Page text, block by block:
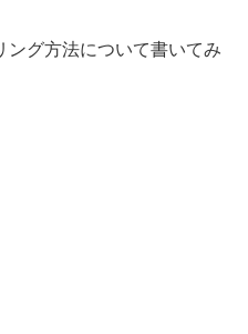
グ方法について書いてみ